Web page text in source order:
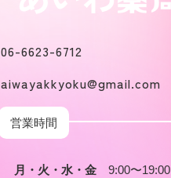
06-6623-6712
aiwayakkyoku@gmail.com
営業時間
月・火・水・金
9:00〜19:00